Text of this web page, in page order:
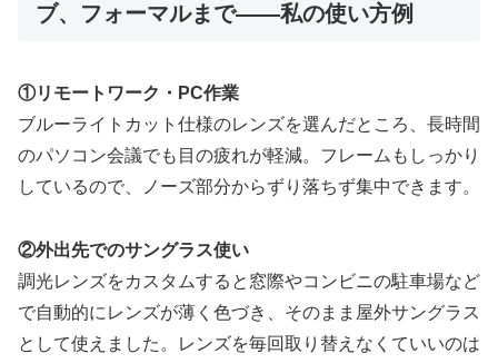
ブ、フォーマルまで――私の使い方例
①リモートワーク・PC作業
ブルーライトカット仕様のレンズを選んだところ、長時間
のパソコン会議でも目の疲れが軽減。フレームもしっかり
しているので、ノーズ部分からずり落ちず集中できます。
②外出先でのサングラス使い
調光レンズをカスタムすると窓際やコンビニの駐車場など
で自動的にレンズが薄く色づき、そのまま屋外サングラス
として使えました。レンズを毎回取り替えなくていいのは